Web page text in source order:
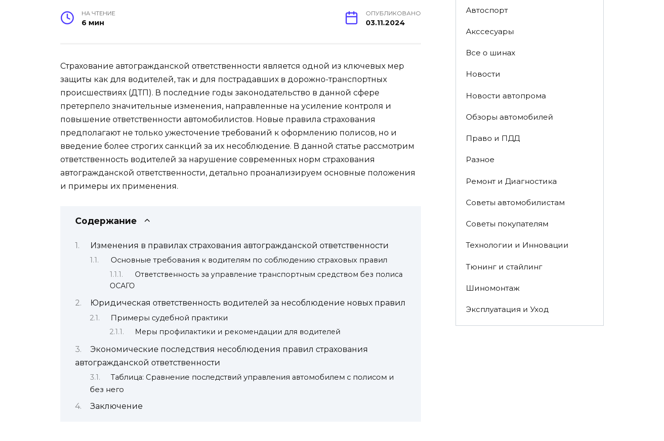
НА ЧТЕНИЕ
6 мин
ОПУБЛИКОВАНО
03.11.2024
Страхование автогражданской ответственности является одной из ключевых мер
защиты как для водителей, так и для пострадавших в дорожно-транспортных
происшествиях (ДТП). В последние годы законодательство в данной сфере
претерпело значительные изменения, направленные на усиление контроля и
повышение ответственности автомобилистов. Новые правила страхования
предполагают не только ужесточение требований к оформлению полисов, но и
введение более строгих санкций за их несоблюдение. В данной статье рассмотрим
ответственность водителей за нарушение современных норм страхования
автогражданской ответственности, детально проанализируем основные положения
и примеры их применения.
Содержание
Изменения в правилах страхования автогражданской ответственности
Основные требования к водителям по соблюдению страховых правил
Ответственность за управление транспортным средством без полиса
ОСАГО
Юридическая ответственность водителей за несоблюдение новых правил
Примеры судебной практики
Меры профилактики и рекомендации для водителей
Экономические последствия несоблюдения правил страхования
автогражданской ответственности
Таблица: Сравнение последствий управления автомобилем с полисом и
без него
Заключение
Автоспорт
Акссесуары
Все о шинах
Новости
Новости автопрома
Обзоры автомобилей
Право и ПДД
Разное
Ремонт и Диагностика
Советы автомобилистам
Советы покупателям
Технологии и Инновации
Тюнинг и стайлинг
Шиномонтаж
Эксплуатация и Уход